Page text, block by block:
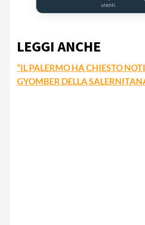
utenti.
LEGGI ANCHE
“IL PALERMO HA CHIESTO
GYOMBER DELLA